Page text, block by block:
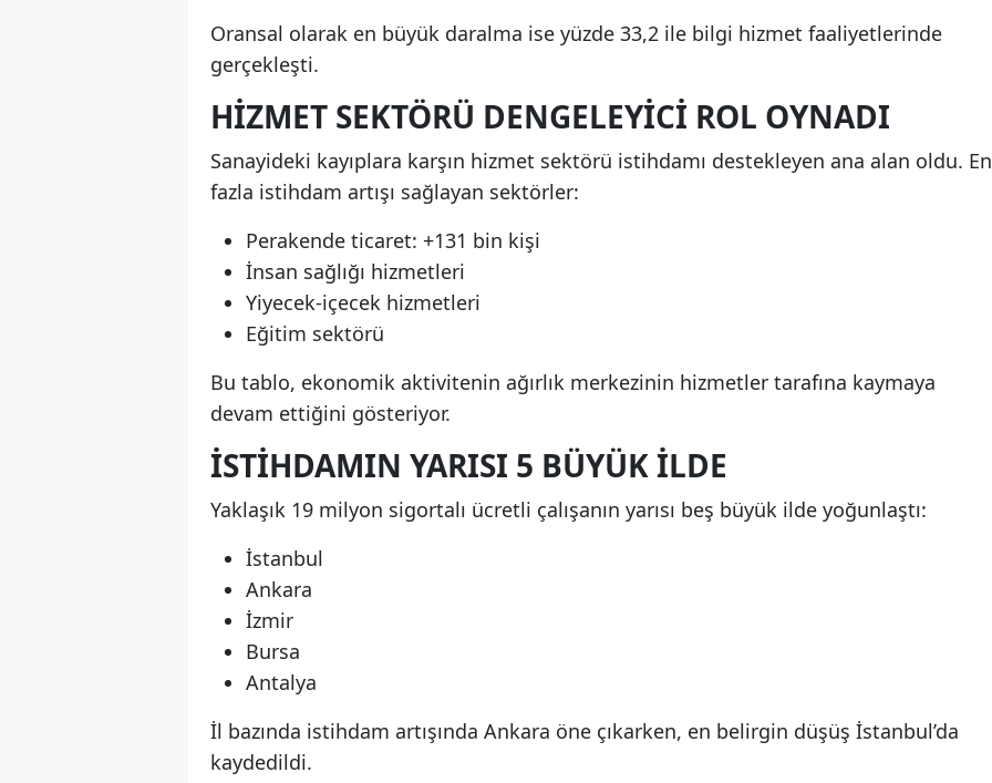
Oransal olarak en büyük daralma ise yüzde 33,2 ile bilgi hizmet faaliyetlerinde
gerçekleşti.
HIZMET SEKTÖRÜ DENGELEYICI ROL OYNADI
Sanayideki kayıplara karşın hizmet sektörü istihdamı destekleyen ana alan oldu. En
fazla istihdam artışı sağlayan sektörler:
Perakende ticaret: +131 bin kişi
İnsan sağlığı hizmetleri
Yiyecek-içecek hizmetleri
Eğitim sektörü
Bu tablo, ekonomik aktivitenin ağırlık merkezinin hizmetler tarafına kaymaya
devam ettiğini gösteriyor.
İSTIHDAMIN YARISI 5 BÜYÜK ILDE
Yaklaşık 19 milyon sigortalı ücretli çalışanın yarısı beş büyük ilde yoğunlaştı:
İstanbul
Ankara
İzmir
Bursa
Antalya
İl bazında istihdam artışında Ankara öne çıkarken, en belirgin düşüş İstanbul’da
kaydedildi.